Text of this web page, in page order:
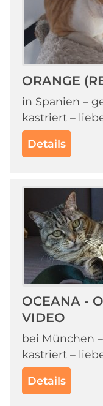
ORANGE
in Spanien –
kastriert –
Details
OCEANA -
VIDEO
bei München –
kastriert –
Details